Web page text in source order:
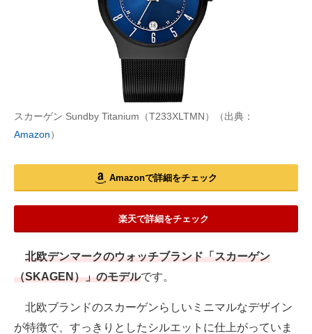
スカーゲン Sundby Titanium（T233XLTMN）（出典：
Amazon）
Amazonで詳細をチェック
楽天で詳細をチェック
北欧デンマークのウォッチブランド「スカーゲン
（SKAGEN）」のモデルです。
北欧ブランドのスカーゲンらしいミニマルなデザイン
が特徴で、すっきりとしたシルエットに仕上がっていま